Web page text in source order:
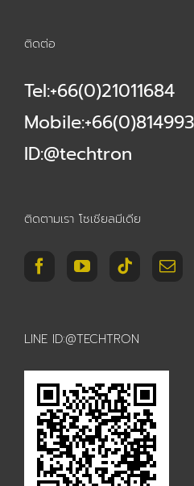
ติดต่อ
Tel:+66(0)21011684
ID:@techtron
ติดตามเรา โซเชียลมีเดีย
LINE ID:@TECHTRON